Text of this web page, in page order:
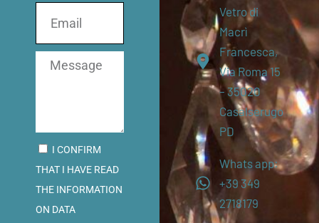
I CONFIRM
THAT I HAVE READ
THE INFORMATION
ON DATA
Vetro di
Macrì
Francesca,
Via Roma 15
– 35020
Casalserugo
PD
Whats app:
+39 349
2718179